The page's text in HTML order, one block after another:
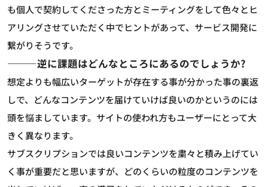
も個人で契約してくださった方とミーティングをして色々とヒ
アリングさせていただく中でヒントがあって、サービス開発に
繋がりそうです。
―――逆に課題はどんなところにあるのでしょうか?
想定よりも幅広いターゲットが存在する事が分かった事の裏返
しで、どんなコンテンツを届けていけば良いのかというのには
頭を悩ましています。サイトの使われ方もユーザーにとって大
きく異なります。
サブスクリプションでは良いコンテンツを粛々と積み上げてい
く事が重要だと思いますが、どのくらいの粒度のコンテンツを